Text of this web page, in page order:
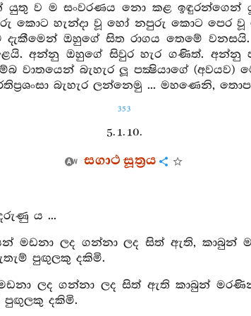
යුතු ව ම සංවරණය නො කළ
කොට හැන්දා වූ හෝ නපුරු කොට පෙර වූ
ඔහුගේ සිත රාගය තෙමේ
අන්නු ඔහුගේ සිවුර හැර ගණිත්. අන්නු
වාතයෙන් බැහැර ලූ පක්‍ෂියාගේ (අවයව)
බැහැර ලන්නෙමු ... මහණෙනි,
353
5. 1. 10.
සගාථ සූත්‍රය
ය ...
මඩනා ලද ගන්නා ලද සිත් ඇති,
පුඟුලකු දකිමි.
ලද ගන්නා ලද සිත් ඇති කාබුන්
දකිමි.